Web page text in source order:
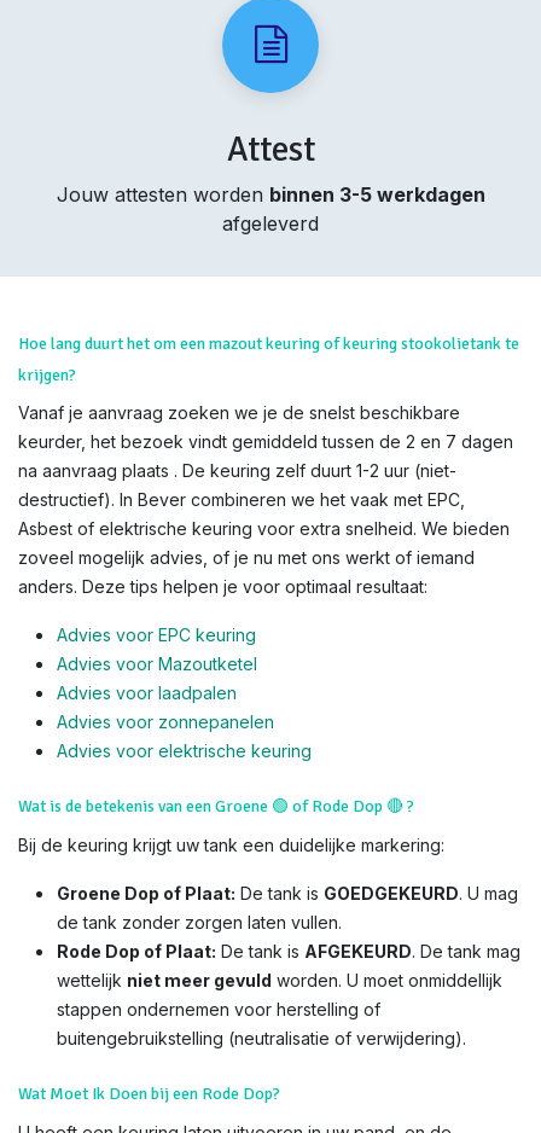
Attest
Jouw attesten worden binnen 3-5 werkdagen
afgeleverd
Hoe lang duurt het om een mazout keuring of keuring stookolietank te
krijgen?
Vanaf je aanvraag zoeken we je de snelst beschikbare
keurder, het bezoek vindt gemiddeld tussen de 2 en 7 dagen
na aanvraag plaats . De keuring zelf duurt 1-2 uur (niet-
destructief). In Bever combineren we het vaak met EPC,
Asbest of elektrische keuring voor extra snelheid. We bieden
zoveel mogelijk advies, of je nu met ons werkt of iemand
anders. Deze tips helpen je voor optimaal resultaat:
Advies voor EPC keuring
Advies voor Mazoutketel
Advies voor laadpalen
Advies voor zonnepanelen
Advies voor elektrische keuring
Wat is de betekenis van een Groene 🟢 of Rode Dop🔴?
Bij de keuring krijgt uw tank een duidelijke markering:
Groene Dop of Plaat: De tank is GOEDGEKEURD. U mag
de tank zonder zorgen laten vullen.
Rode Dop of Plaat: De tank is AFGEKEURD. De tank mag
wettelijk niet meer gevuld worden. U moet onmiddellijk
stappen ondernemen voor herstelling of
buitengebruikstelling (neutralisatie of verwijdering).
Wat Moet Ik Doen bij een Rode Dop?